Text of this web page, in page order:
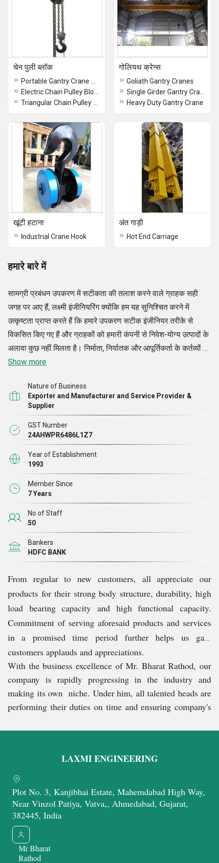
चेन पुली ब्लॉक गोलियथ क्रेन्स
Goliath Gantry Cranes
Heavy Duty Gantry Crane
खूंटी हटाना
Industrial Crane Hook
अंत गाड़ी
Hot End Carriage
हमारे बारे में
सामग्री प्रबंधन उपकरण में सटीकता की तलाश करने वाले ग्राहक सही
जगह पर आए हैं, लक्ष्मी इंजीनियरिंग क्योंकि हम यह सुनिश्चित करने में
उत्कृष्टता प्राप्त करते हैं कि हमारे उपकरण सटीक इंजीनियर तरीके से
विकसित किए गए हैं और ग्राहकों को हमारी कंपनी से निवेश-योग्य उत्पादों के
अलावा कुछ नहीं मिलता है। निर्माता, निर्यातक और आपूर्तिकर्ता के कर्तव्यों को
हमारी कंपनी द्वारा बहुत अच्छी तरह से निभाया जाता है। इन कर्तव्यों का
उन्नत तकनीक औद्योगिक हैवी ड्यूटी लिफ्ट, हैंड ऑपरेटेड स्मॉल क्रेन,
अंडरस्लंग वायर रोप होइस्ट, सिंगल गर्डर ओवरहेड ईओटी क्रेन और अन्य
सामग्री से निपटने के उपकरण और क्रेन रखरखाव और मरम्मत सेवाएं हमारी
कंपनी द्वारा उद्योग की सर्वोत्तम दरों पर और अनुकूलन या वैयक्तिकरण की
सुविधा के साथ प्रदान की जाती हैं।
Show more
Nature of Business
Exporter and Manufacturer and Service Provider &
Supplier
GST Number
24AHWPR6486L1Z7
Year of Establishment
1993
Member Since
7 Years
No of Staff
50
Bankers
HDFC BANK
From regular to new customers, all appreciate our
products for their strong body structure, durability, high
load bearing capacity and high functional capacity.
Commitment of serving aforesaid products and services
in a promised time period further helps us gain
customers applauds and appreciations.
With the business excellence of Mr. Bharat Rathod, our
company is rapidly progressing in the industry and
making its own niche. Under him, all talented heads are
performing their duties on time and ensuring company's
We have a team having the best technical knowledge and
experience of rendering EOT Cranes Repairing &
Maintenance Services. These services are subject to
personalization, on site
Know More
LAXMI ENGINEERING
Plot No. 3, Kanjibhai Estate, Mahemdabad High Way,
Near Vinzol Patiya, Vatva,, Ahmedabad, Gujarat,
382445, India
Mr Bharat
Rathod